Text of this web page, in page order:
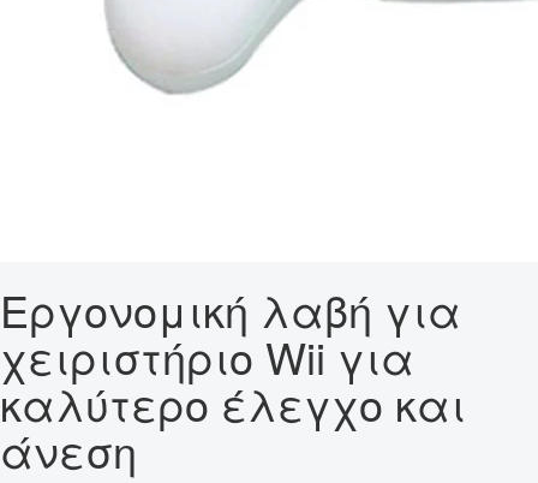
Εργονομική λαβή για
χειριστήριο Wii για
καλύτερο έλεγχο και
άνεση